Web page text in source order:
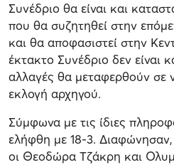
Συνέδριο θα είναι και
που θα συζητηθεί στην
και θα αποφασιστεί στην
έκτακτο Συνέδριο δεν είναι
αλλαγές θα μεταφερθούν σε
εκλογή αρχηγού.
Σύμφωνα με τις ίδιες
ελήφθη με 18-3.
οι Θεοδώρα Τζάκρη και